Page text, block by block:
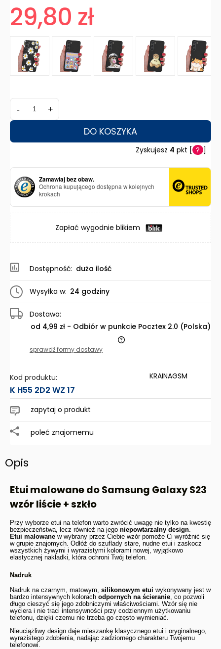
29,80 zł
- +
DO KOSZYKA
Zyskujesz 4 pkt [ ? ]
Zamawiaj bez obaw.
Ochrona kupującego dostępna w kolejnych
krokach
Zapłać wygodnie blikiem
Dostępność: duża ilość
Wysyłka w: 24 godziny
Dostawa:
od 4,99 zł - Odbiór w punkcie Pocztex 2.0 (Polska)
Cena nie zawiera ewentualnych kosztów płatności
sprawdź formy dostawy
Kod produktu:
K H55 2D2 WZ 17
KRAINAGSM
zapytaj o produkt
poleć znajomemu
Opis
Etui malowane do Samsung Galaxy S23
wzór liście + szkło
Przy wyborze etui na telefon warto zwrócić uwagę nie tylko na kwestię
bezpieczeństwa, lecz również na jego niepowtarzalny design
Etui malowane w wybrany przez Ciebie wzór pomoże Ci wyróżnić się
w grupie znajomych. Odłóż do szuflady stare, nudne etui i zaskocz
wszystkich żywymi i wyrazistymi kolorami nowej, wyjątkowo
elastycznej nakładki, która ochroni Twój telefon.
Nadruk
Nadruk na czarnym, matowym, silikonowym etui wykonywany jest w
bardzo intensywnych kolorach odpornych na ścieranie, co pozwoli
długo cieszyć się jego zdobniczymi właściwościami. Wzór się nie
wyciera i nie traci intensywności przy codziennym użytkowaniu
telefonu, dzięki czemu nie trzeba go często wymieniać.
Nieuciążliwy design daje mieszankę klasycznego etui i oryginalnego,
wyrazistego zdobienia, nadając zadziornego charakteru Twojemu
telefonowi.